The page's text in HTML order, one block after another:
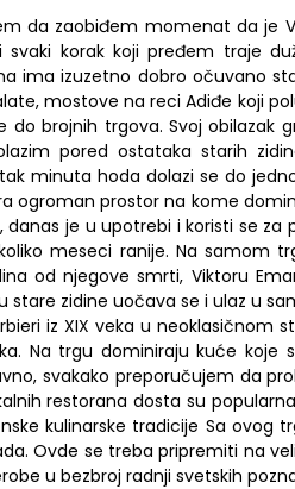
da zaobiđem momenat da je
i svaki korak koji pređem traje
ima izuzetno dobro očuvano
mostove na reci Adiđe koji
do brojnih trgova.Svoj obilazak
pored ostataka starih
minuta hoda dolazi se do
ogroman prostor na kome
je u upotrebi i koristi se za
meseci ranije. Na samom
od njegove smrti, Viktoru
stare zidine uočava se i ulaz u
iz XIX veka u neoklasičnom
Na trgu dominiraju kuće
svakako preporučujem da
restorana dostasu
kulinarske tradicije Sa ovog
Ovde se treba pripremiti na
u bezbroj radnji svetskih